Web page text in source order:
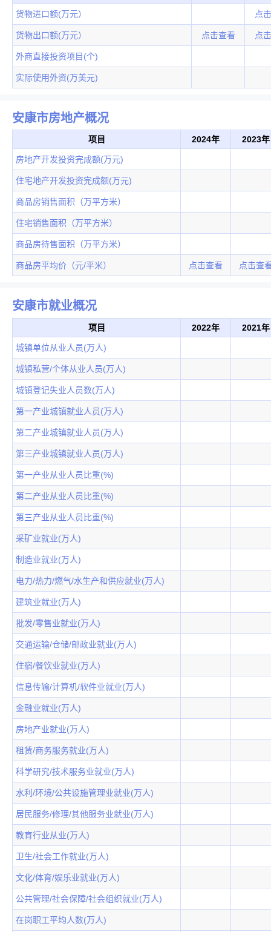
货物进口额(万元） 点
货物出口额(万元） 点击查看 点
外商直接投资项目(个)
实际使用外资(万美元)
安康市房地产概况
项目 2024年 2023年
房地产开发投资完成额(万元)
住宅地产开发投资完成额(万元)
商品房销售面积（万平方米）
住宅销售面积（万平方米）
商品房待售面积（万平方米）
商品房平均价（元/平米） 点击查看 点击查
安康市就业概况
项目 2022年 2021年
城镇单位从业人员(万人)
城镇私营/个体从业人员(万人)
城镇登记失业人员数(万人)
第一产业城镇就业人员(万人)
第二产业城镇就业人员(万人)
第三产业城镇就业人员(万人)
第一产业从业人员比重(%)
第二产业从业人员比重(%)
第三产业从业人员比重(%)
采矿业就业(万人)
制造业就业(万人)
电力/热力/燃气/水生产和供应就业(万人)
建筑业就业(万人)
批发/零售业就业(万人)
交通运输/仓储/邮政业就业(万人)
住宿/餐饮业就业(万人)
信息传输/计算机/软件业就业(万人)
金融业就业(万人)
房地产业就业(万人)
租赁/商务服务就业(万人)
科学研究/技术服务业就业(万人)
水利/环境/公共设施管理业就业(万人)
居民服务/修理/其他服务业就业(万人)
教育行业从业(万人)
卫生/社会工作就业(万人)
文化/体育/娱乐业就业(万人)
公共管理/社会保障/社会组织就业(万人)
在岗职工平均人数(万人)